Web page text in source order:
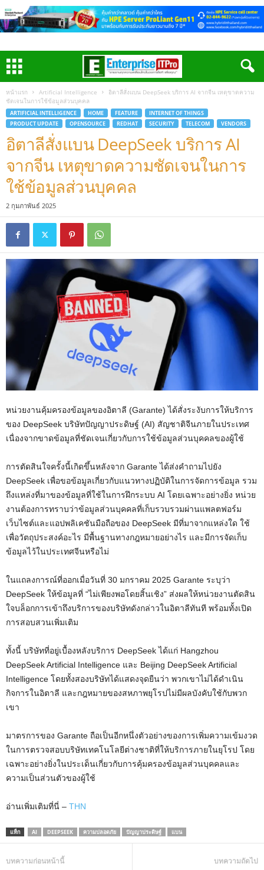
หน้าแรก Artificial Intelligence
อิตาลีสั่งแบน DeepSeek บริการ AI จากจีน เหตุขาดความ
ชัดเจนในการใช้ข้อมูลส่วนบุคคล
ARTIFICIAL INTELLIGENCE HOME FEATURE
INTERNET OF THINGS
PRODUCT UPDATE
OPENSOURCE REDHAT SECURITY TELECOM VENDORS
อิตาลีสั่งแบน DeepSeek บริการ AI
จากจีน เหตุขาดความชัดเจนในการ
ใช้ข้อมูลส่วนบุคคล
2 กุมภาพันธ์ 2025
หน่วยงานคุ้มครองข้อมูลของอิตาลี (Garante) ได้สั่งระงับการให้บริการ
ของ DeepSeek บริษัทปัญญาประดิษฐ์ (AI) สัญชาติจีนภายในประเทศ
เนื่องจากขาดข้อมูลที่ชัดเจนเกี่ยวกับการใช้ข้อมูลส่วนบุคคลของผู้ใช้
การตัดสินใจครั้งนี้เกิดขึ้นหลังจาก Garante ได้ส่งคำถามไปยัง
DeepSeek เพื่อขอข้อมูลเกี่ยวกับแนวทางปฏิบัติในการจัดการข้อมูล รวม
ถึงแหล่งที่มาของข้อมูลที่ใช้ในการฝึกระบบ AI โดยเฉพาะอย่างยิ่ง หน่วย
งานต้องการทราบว่าข้อมูลส่วนบุคคลที่เก็บรวบรวมผ่านแพลตฟอร์ม
เว็บไซต์และแอปพลิเคชันมือถือของ DeepSeek มีที่มาจากแหล่งใด ใช้
เพื่อวัตถุประสงค์อะไร มีพื้นฐานทางกฎหมายอย่างไร และมีการจัดเก็บ
ข้อมูลไว้ในประเทศจีนหรือไม่
ในแถลงการณ์ที่ออกเมื่อวันที่ 30 มกราคม 2025 Garante ระบุว่า
DeepSeek ให้ข้อมูลที่ “ไม่เพียงพอโดยสิ้นเชิง” ส่งผลให้หน่วยงานตัดสิน
ใจบล็อกการเข้าถึงบริการของบริษัทดังกล่าวในอิตาลีทันที พร้อมทั้งเปิด
การสอบสวนเพิ่มเติม
ทั้งนี้ บริษัทที่อยู่เบื้องหลังบริการ DeepSeek ได้แก่ Hangzhou
DeepSeek Artificial Intelligence และ Beijing DeepSeek Artificial
Intelligence โดยทั้งสองบริษัทได้แสดงจุดยืนว่า พวกเขาไม่ได้ดำเนิน
กิจการในอิตาลี และกฎหมายของสหภาพยุโรปไม่มีผลบังคับใช้กับพวก
เขา
มาตรการของ Garante ถือเป็นอีกหนึ่งตัวอย่างของการเพิ่มความเข้มงวด
ในการตรวจสอบบริษัทเทคโนโลยีต่างชาติที่ให้บริการภายในยุโรป โดย
เฉพาะอย่างยิ่งในประเด็นเกี่ยวกับการคุ้มครองข้อมูลส่วนบุคคลและ
ความเป็นส่วนตัวของผู้ใช้
อ่านเพิ่มเติมที่นี่ – THN
แท็ก AI DEEPSEEK ความปลอดภัย ปัญญาประดิษฐ์ แบน
บทความก่อนหน้านี้ บทความถัดไป